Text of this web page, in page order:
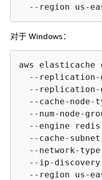
--region us-
对于 Windows：
aws
--
--
--cache-node-
--num-node-
--engine redis
--cache-
--network-
--ip-
--region us-